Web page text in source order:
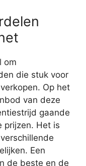
om
die stuk voor
verkopen. Op het
van deze
gaande
prijzen. Het is
Een
de beste en de